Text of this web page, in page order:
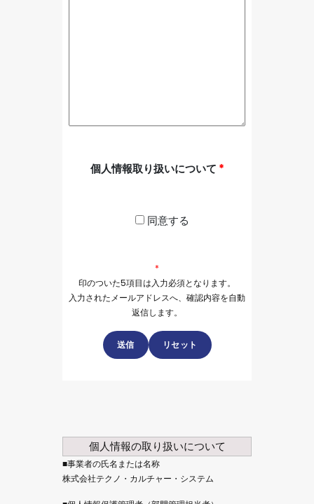
個人情報取り扱いについて *
同意する
*
印のついた5項目は入力必須となります。
入力されたメールアドレスへ、確認内容を自動
返信します。
個人情報の取り扱いについて
■事業者の氏名または名称
株式会社テクノ・カルチャー・システム